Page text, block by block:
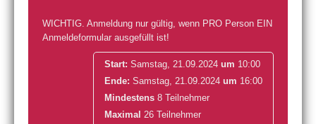
WICHTIG. Anmeldung nur gültig, wenn PRO Person EIN
Anmeldeformular ausgefüllt ist!
Start: Samstag, 21.09.2024 um 10:00
Ende: Samstag, 21.09.2024 um 16:00
Mindestens 8 Teilnehmer
Maximal 26 Teilnehmer